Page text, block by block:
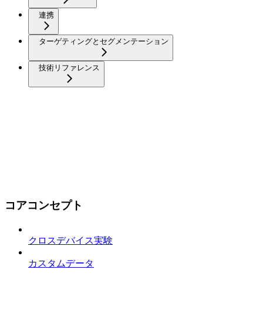
連携
ターゲティングとセグメンテーション
技術リファレンス
コアコンセプト
クロスデバイス実験
カスタムデータ